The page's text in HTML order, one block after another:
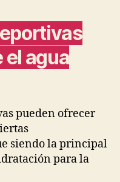
el agua
pueden ofrecer
siendo la principal
para la